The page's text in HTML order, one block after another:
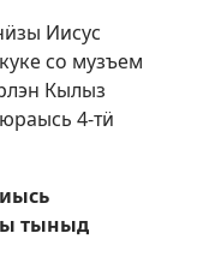
Иисус
со музъем
Кылыз
4-тӥ
тыныд